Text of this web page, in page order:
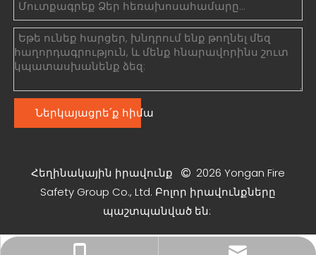
Ներկայացրե՛ք հիմա
Հեղինակային իրավունք  2026 Yongan Fire
Safety Group Co., Ltd. Բոլոր իրավունքները
պաշտպանված են: